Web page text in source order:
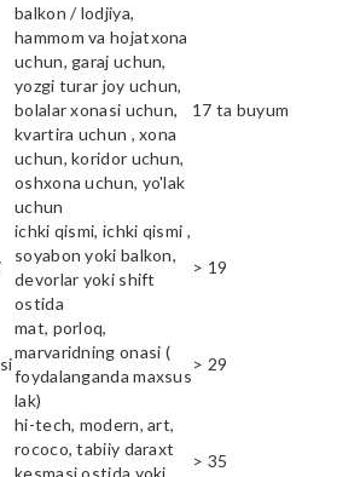
balkon / lodjiya,
hammom va hojatxona
uchun, garaj uchun,
yozgi turar joy uchun,
bolalar xonasi uchun,
kvartira uchun , xona
uchun, koridor uchun,
oshxona uchun, yo'lak
uchun
17 ta buyum
ichki qismi, ichki qismi ,
soyabon yoki balkon,
devorlar yoki shift
ostida
> 19
mat, porloq,
marvaridning onasi (
foydalanganda maxsus
lak)
> 29
hi-tech, modern, art,
rococo, tabiiy daraxt
kesmasi ostida yoki
> 35